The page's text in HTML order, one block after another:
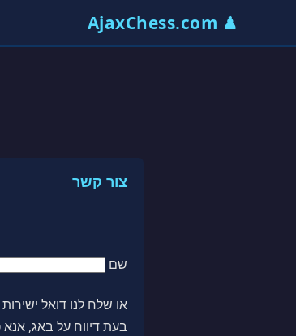
♟ AjaxChess.com
צור קשר
שם
או שלח לנו דואל
בעת דיווח על באג,